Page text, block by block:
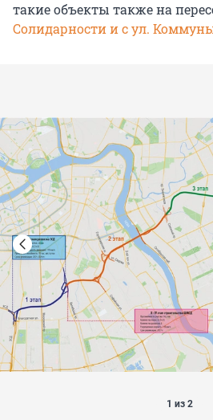
такие объекты также на
Солидарности и с ул.
1 из 2